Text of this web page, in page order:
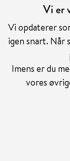
Vi er
Vi opdaterer
igen snart. Når
Imens er du
vores